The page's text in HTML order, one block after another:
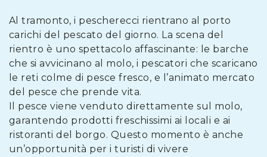
Al tramonto, i pescherecci rientrano al porto
carichi del pescato del giorno. La scena del
rientro è uno spettacolo affascinante: le barche
che si avvicinano al molo, i pescatori che scaricano
le reti colme di pesce fresco, e l’animato mercato
del pesce che prende vita.
Il pesce viene venduto direttamente sul molo,
garantendo prodotti freschissimi ai locali e ai
ristoranti del borgo. Questo momento è anche
un’opportunità per i turisti di vivere